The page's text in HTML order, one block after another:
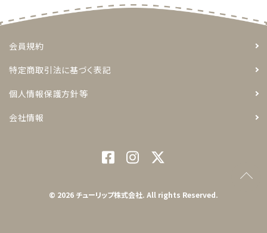
会員規約
特定商取引法に基づく表記
個人情報保護方針等
会社情報
© 2026 チューリップ株式会社. All rights Reserved.